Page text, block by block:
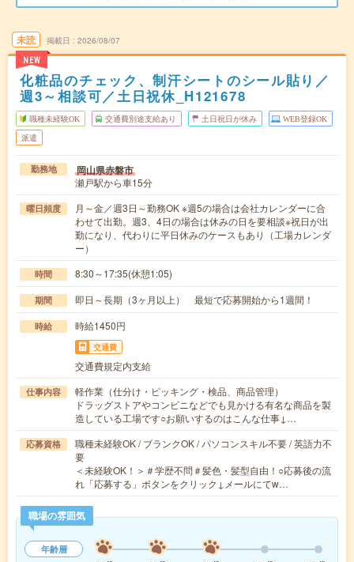
未読
NEW
掲載日 2026/08/07
化粧品のチェック、制汗シートのシール貼り／
週3～相談可／土日祝休_H121678
職種未経験OK 交通費別途支給あり 土日祝日が休み WEB登録OK
派遣
勤務地 岡山県赤磐市
瀬戸駅から車15分
曜日頻度
月～金／週3日～勤務OK ※週5の場合は会社カレンダーに合
わせて出勤。週3、4日の場合は休みの日を要相談※祝日が出
勤になり、代わりに平日休みのケースもあり（工場カレンダ
ー）
時間 8:30～17:35(休憩1:05)
期間 即日～長期（3ヶ月以上） 最短で応募開始から1週間！
時給 時給1450円
交通費
交通費規定内支給
仕事内容
軽作業（仕分け・ピッキング・検品、商品管理）
ドラッグストアやコンビニなどでも見かける有名な商品を製
造している工場です○お願いするのはこんな仕事↓…
応募資格
職種未経験OK / ブランクOK / パソコンスキル不要 / 英語力不
要
＜未経験OK！＞＃学歴不問＃髪色・髪型自由！○応募後の流
れ「応募する」ボタンをクリック↓メールにてw…
職場の雰囲気
年齢層